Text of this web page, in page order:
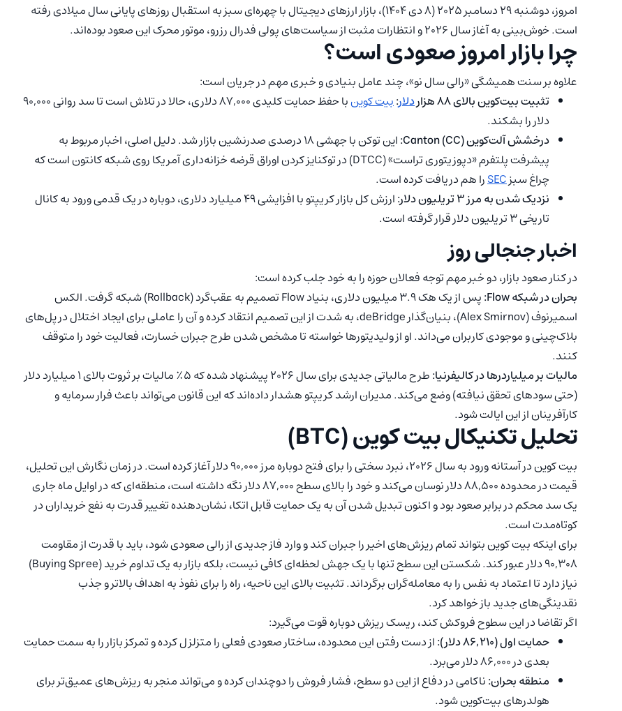
امروز، دوشنبه ۲۹ دسامبر ۲۰۲۵ (۸ دی ۱۴۰۴)، بازار ارزهای دیجیتال با چهره‌ای سبز به استقبال روزهای پایانی سال میلادی رفته
است. خوش‌بینی به آغاز سال ۲۰۲۶ و انتظارات مثبت از سیاست‌های پولی فدرال رزرو، موتور محرک این صعود بوده‌اند.
چرا بازار امروز صعودی است؟
علاوه بر سنت همیشگی «رالی سال نو»، چند عامل بنیادی و خبری مهم در جریان است:
تثبیت بیت‌کوین بالای ۸۸ هزار
دلار:بیت کوین
با حفظ حمایت کلیدی ۸۷,۰۰۰ دلاری، حالا در تلاش است تا سد روانی ۹۰,۰۰۰
دلار را بشکند.
درخشش آلت‌کوین Canton (CC):
این توکن با جهشی ۱۸ درصدی صدرنشین بازار شد. دلیل اصلی، اخبار مربوط به
پیشرفت پلتفرم «دپوزیتوری تراست» (DTCC) در توکنایز کردن اوراق قرضه خزانه‌داری آمریکا روی شبکه کانتون است که
چراغ سبزSECرا هم دریافت کرده است.
نزدیک شدن به مرز ۳ تریلیون دلار:
ارزش کل بازار کریپتو با افزایشی ۴۹ میلیارد دلاری، دوباره در یک قدمی ورود به کانال
تاریخی ۳ تریلیون دلار قرار گرفته است.
اخبار جنجالی روز
در کنار صعود بازار، دو خبر مهم توجه فعالان حوزه را به خود جلب کرده است:
بحران در شبکه Flow:
پس از یک هک ۳.۹ میلیون دلاری، بنیاد Flow تصمیم به عقب‌گرد (Rollback) شبکه گرفت. الکس
اسمیرنوف (Alex Smirnov)، بنیان‌گذار deBridge، به شدت از این تصمیم انتقاد کرده و آن را عاملی برای ایجاد اختلال در پل‌های
بلاک‌چینی و موجودی کاربران می‌داند. او از ولیدیتورها خواسته تا مشخص شدن طرح جبران خسارت، فعالیت خود را متوقف
کنند.
مالیات بر میلیاردرها در کالیفرنیا:
طرح مالیاتی جدیدی برای سال ۲۰۲۶ پیشنهاد شده که ۵٪ مالیات بر ثروت بالای ۱ میلیارد دلار
(حتی سودهای تحقق‌ نیافته) وضع می‌کند. مدیران ارشد کریپتو هشدار داده‌اند که این قانون می‌تواند باعث فرار سرمایه و
کارآفرینان از این ایالت شود.
تحلیل تکنیکال بیت کوین (BTC)
بیت کوین در آستانه ورود به سال ۲۰۲۶، نبرد سختی را برای فتح دوباره مرز ۹۰,۰۰۰ دلار آغاز کرده است. در زمان نگارش این تحلیل،
قیمت در محدوده ۸۸,۵۰۰ دلار نوسان می‌کند و خود را بالای سطح ۸۷,۰۰۰ دلار نگه داشته است، منطقه‌ای که در اوایل ماه جاری
یک سد محکم در برابر صعود بود و اکنون تبدیل شدن آن به یک حمایت قابل اتکا، نشان‌دهنده تغییر قدرت به نفع خریداران در
کوتاه‌مدت است.
برای اینکه بیت کوین بتواند تمام ریزش‌های اخیر را جبران کند و وارد فاز جدیدی از رالی صعودی شود، باید با قدرت از مقاومت
۹۰,۳۰۸ دلار عبور کند. شکستن این سطح تنها با یک جهش لحظه‌ای کافی نیست، بلکه بازار به یک تداوم خرید (Buying Spree)
نیاز دارد تا اعتماد به نفس را به معامله‌گران برگرداند. تثبیت بالای این ناحیه، راه را برای نفوذ به اهداف بالاتر و جذب
نقدینگی‌های جدید باز خواهد کرد.
اگر تقاضا در این سطوح فروکش کند، ریسک ریزش دوباره قوت می‌گیرد:
حمایت اول (۸۶,۲۱۰ دلار):
از دست رفتن این محدوده، ساختار صعودی فعلی را متزلزل کرده و تمرکز بازار را به سمت حمایت
بعدی در ۸۶,۰۰۰ دلار می‌برد.
منطقه بحران:ناکامی در دفاع از این دو سطح، فشار فروش را دوچندان کرده و می‌تواند منجر به ریزش‌های عمیق‌تر برای
هولدرهای بیت‌کوین شود.